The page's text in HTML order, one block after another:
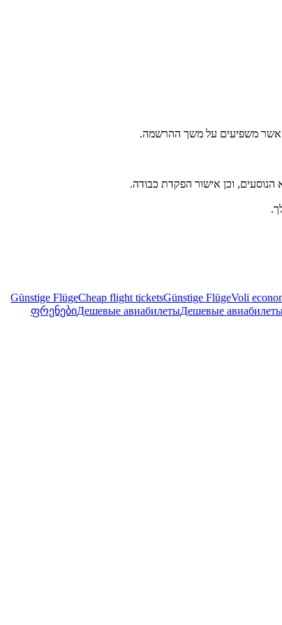
וכן אישור הפקדת כבודה.
Günstige FlügeCheap flight ticketsGünstige FlügeVoli
ფრენებიДешевые авиабилетыДешевые